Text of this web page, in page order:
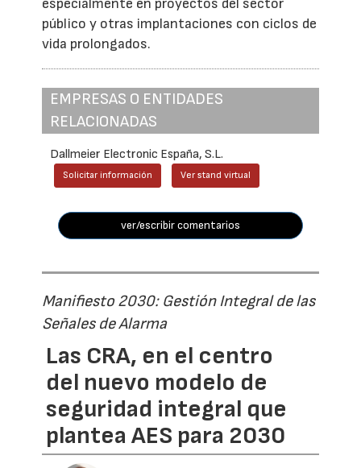
especialmente en proyectos del sector
público y otras implantaciones con ciclos de
vida prolongados.
EMPRESAS O ENTIDADES
RELACIONADAS
Dallmeier Electronic España, S.L.
Solicitar información Ver stand virtual
ver/escribir comentarios
Manifiesto 2030: Gestión Integral de las
Señales de Alarma
Las CRA, en el centro
del nuevo modelo de
seguridad integral que
plantea AES para 2030